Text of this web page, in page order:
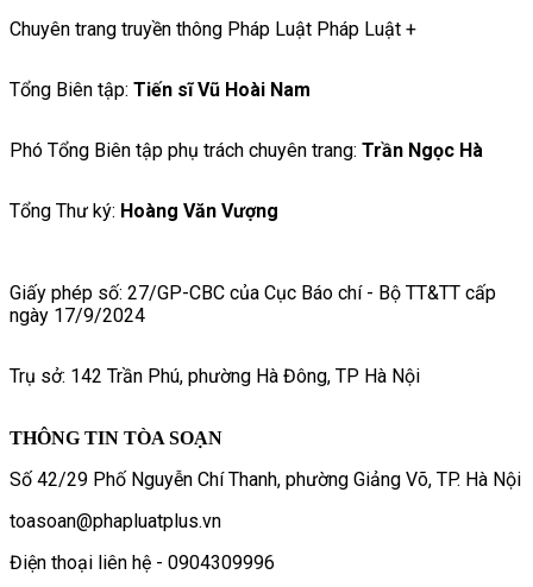
Chuyên trang truyền thông Pháp Luật Pháp Luật +
Tổng Biên tập: Tiến sĩ Vũ Hoài Nam
Phó Tổng Biên tập phụ trách chuyên trang: Trần Ngọc Hà
Tổng Thư ký: Hoàng Văn Vượng
Giấy phép số: 27/GP-CBC của Cục Báo chí - Bộ TT&TT cấp
ngày 17/9/2024
Trụ sở: 142 Trần Phú, phường Hà Đông, TP Hà Nội
THÔNG TIN TÒA SOẠN
Số 42/29 Phố Nguyễn Chí Thanh, phường Giảng Võ, TP. Hà Nội
toasoan@phapluatplus.vn
Điện thoại liên hệ - 0904309996